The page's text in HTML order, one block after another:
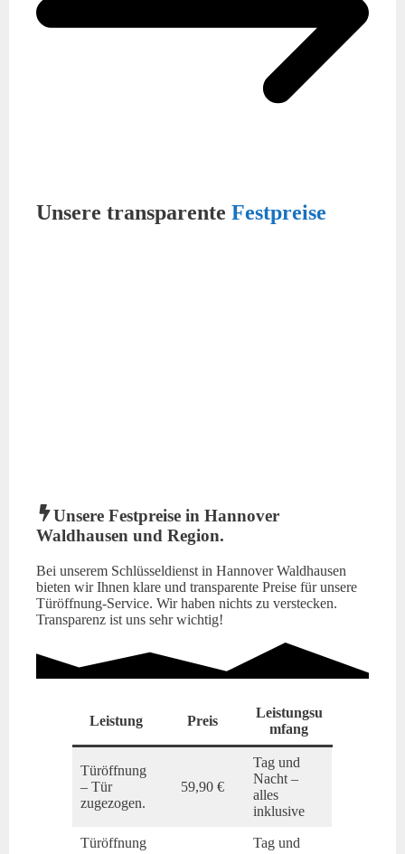
Unsere transparente Festpreise
Unsere Festpreise in Hannover
Waldhausen und Region.
Bei unserem Schlüsseldienst in Hannover Waldhausen
bieten wir Ihnen klare und transparente Preise für unsere
Türöffnung-Service. Wir haben nichts zu verstecken.
Transparenz ist uns sehr wichtig!
Leistung Preis
Leistungsu
mfang
Türöffnung
– Tür
zugezogen.
59,90 €
Tag und
Nacht –
alles
inklusive
Türöffnung
Tag und